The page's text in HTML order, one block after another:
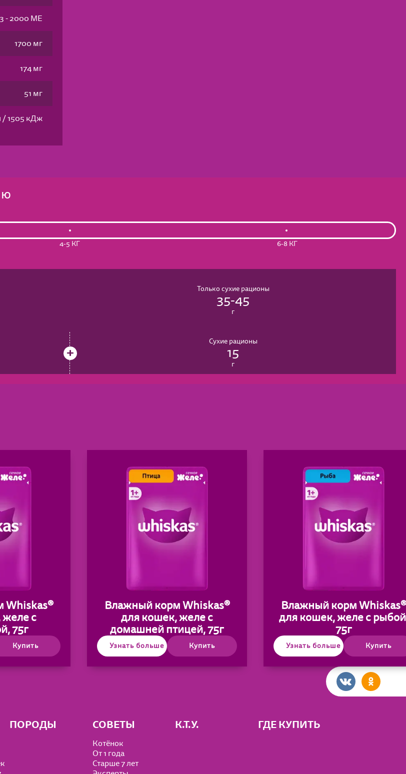
- 2000 МЕ
1700 мг
174 мг
51 мг
/ 1505 кДж
4-5 КГ 6-8 КГ
Только сухие рационы
35-45
г
Сухие рационы
15
г
Whiskas®
с
75г
Купить
Влажный корм Whiskas®
для кошек, желе с
домашней птицей, 75г
Узнать больше Купить
Влажный корм Whiskas®
для кошек, желе с
75г
Узнать больше Купить
ПОРОДЫ СОВЕТЫ
Котёнок
От 1 года
Старше 7 лет
К.Т.У. ГДЕ КУПИТЬ